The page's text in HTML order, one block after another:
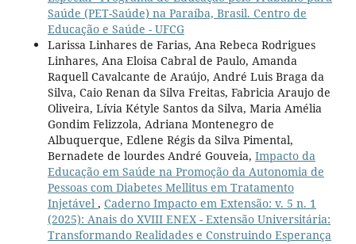
Saúde (PET-Saúde) na Paraíba, Brasil. Centro de
Educação e Saúde - UFCG
Larissa Linhares de Farias, Ana Rebeca Rodrigues
Linhares, Ana Eloisa Cabral de Paulo, Amanda
Raquell Cavalcante de Araújo, André Luis Braga da
Silva, Caio Renan da Silva Freitas, Fabricia Araujo de
Oliveira, Lívia Kétyle Santos da Silva, Maria Amélia
Gondim Felizzola, Adriana Montenegro de
Albuquerque, Edlene Régis da Silva Pimental,
Bernadete de lourdes André Gouveia, Impacto da
Educação em Saúde na Promoção da Autonomia de
Pessoas com Diabetes Mellitus em Tratamento
Injetável , Caderno Impacto em Extensão: v. 5 n. 1
(2025): Anais do XVIII ENEX - Extensão Universitária:
Transformando Realidades e Construindo Esperança